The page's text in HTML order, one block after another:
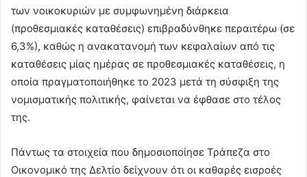
των νοικοκυριών με συμφωνημένη διάρκεια
(προθεσμιακές καταθέσεις) επιβραδύνθηκε περαιτέρω (σε
6,3%), καθώς η ανακατανομή των κεφαλαίων από τις
καταθέσεις μίας ημέρας σε προθεσμιακές καταθέσεις, η
οποία πραγματοποιήθηκε το 2023 μετά τη σύσφιξη της
νομισματικής πολιτικής, φαίνεται να έφθασε στο τέλος
της.
Πάντως τα στοιχεία που δημοσιοποίησε Τράπεζα στο
Οικονομικό της Δελτίο δείχνουν ότι οι καθαρές εισροές